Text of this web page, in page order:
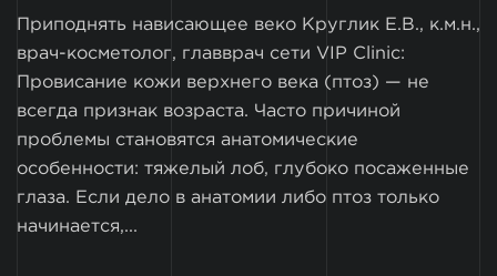
Приподнять нависающее веко Круглик Е.В., к.м.н.,
врач-косметолог, главврач сети VIP Clinic:
Провисание кожи верхнего века (птоз) — не
всегда признак возраста. Часто причиной
проблемы становятся анатомические
особенности: тяжелый лоб, глубоко посаженные
глаза. Если дело в анатомии либо птоз только
начинается,...